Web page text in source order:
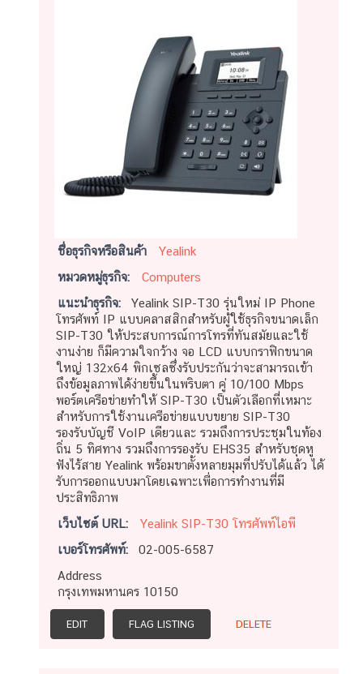
ชื่อธุรกิจหรือสินค้า
Yealink
หมวดหมู่ธุรกิจ:
Computers
แนะนำธุรกิจ:
Yealink SIP-T30 รุ่นใหม่ IP Phone
โทรศัพท์ IP แบบคลาสสิกสำหรับผู้ใช้ธุรกิจขนาดเล็ก
SIP-T30 ให้ประสบการณ์การโทรที่ทันสมัยและใช้
งานง่าย ก็มีความใจกว้าง จอ LCD แบบกราฟิกขนาด
ใหญ่ 132x64 พิกเซลซึ่งรับประกันว่าจะสามารถเข้า
ถึงข้อมูลภาพได้ง่ายขึ้นในพริบตา คู่ 10/100 Mbps
พอร์ตเครือข่ายทำให้ SIP-T30 เป็นตัวเลือกที่เหมาะ
สำหรับการใช้งานเครือข่ายแบบขยาย SIP-T30
รองรับบัญชี VoIP เดียวและ รวมถึงการประชุมในท้อง
ถิ่น 5 ทิศทาง รวมถึงการรองรับ EHS35 สำหรับชุดหู
ฟังไร้สาย Yealink พร้อมขาตั้งหลายมุมที่ปรับได้แล้ว ได้
รับการออกแบบมาโดยเฉพาะเพื่อการทำงานที่มี
ประสิทธิภาพ
เว็บไซต์ URL:
Yealink SIP-T30 โทรศัพท์ไอพี
เบอร์โทรศัพท์:
02-005-6587
Address
กรุงเทพมหานคร 10150
EDIT FLAG LISTING DELETE